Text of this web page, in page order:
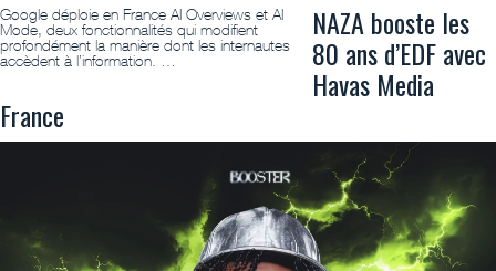
Google déploie en France AI Overviews et AI
Mode, deux fonctionnalités qui modifient
profondément la manière dont les internautes
accèdent à l’information. …
NAZA booste les
80 ans d’EDF avec
Havas Media
France